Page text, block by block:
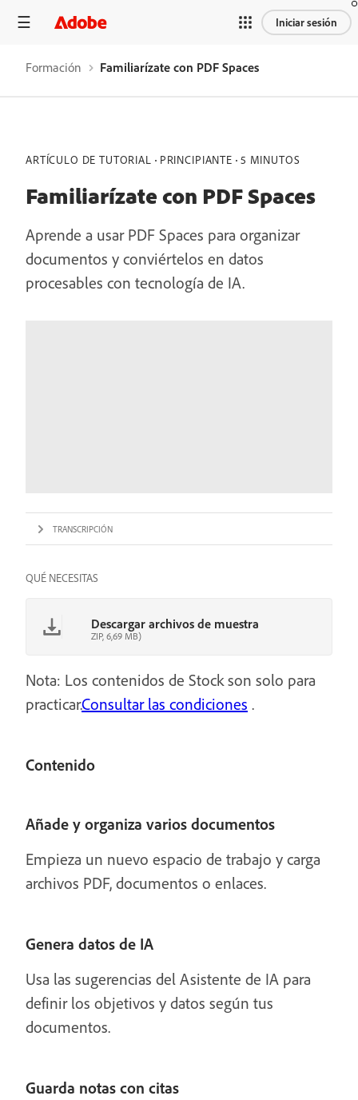
Iniciar sesión
Formación Familiarízate con PDF Spaces
ARTÍCULO DE TUTORIAL PRINCIPIANTE 5 MINUTOS
Familiarízate con PDF Spaces
Aprende a usar PDF Spaces para organizar
documentos y conviértelos en datos
procesables con tecnología de IA.
TRANSCRIPCIÓN
QUÉ NECESITAS
Descargar archivos de muestra
ZIP, 6,69 MB)
Nota: Los contenidos de Stock son solo para
practicar.Consultar las condiciones .
Contenido
Añade y organiza varios documentos
Empieza un nuevo espacio de trabajo y carga
archivos PDF, documentos o enlaces.
Genera datos de IA
Usa las sugerencias del Asistente de IA para
definir los objetivos y datos según tus
documentos.
Guarda notas con citas